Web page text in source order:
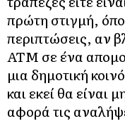
πρώτη στιγμή,
περιπτώσεις, αν
ΑΤΜ σε ένα
μια δημοτική
και εκεί θα είναι
αφορά τις